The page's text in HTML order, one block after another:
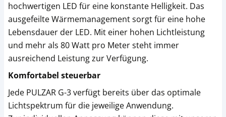
hochwertigen LED für eine konstante Helligkeit. Das
ausgefeilte Wärmemanagement sorgt für eine hohe
Lebensdauer der LED. Mit einer hohen Lichtleistung
und mehr als 80 Watt pro Meter steht immer
ausreichend Leistung zur Verfügung.
Komfortabel steuerbar
Jede PULZAR G-3 verfügt bereits über das optimale
Lichtspektrum für die jeweilige Anwendung.